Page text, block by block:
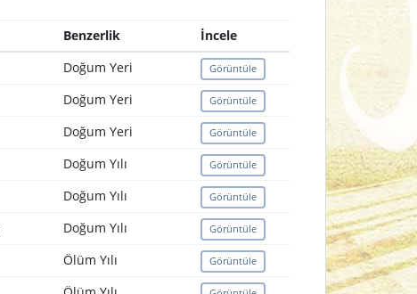
Benzerlik
İncele
Doğum Yeri Görüntüle
Doğum Yeri Görüntüle
Doğum Yeri Görüntüle
Doğum Yılı Görüntüle
Doğum Yılı Görüntüle
Doğum Yılı Görüntüle
Ölüm Yılı Görüntüle